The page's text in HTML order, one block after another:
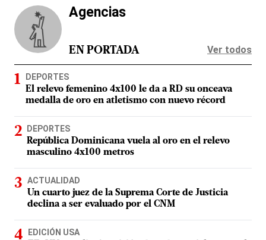
Agencias
EN PORTADA Ver todos
DEPORTES
El relevo femenino 4x100 le da a RD su onceava
medalla de oro en atletismo con nuevo récord
DEPORTES
República Dominicana vuela al oro en el relevo
masculino 4x100 metros
ACTUALIDAD
Un cuarto juez de la Suprema Corte de Justicia
declina a ser evaluado por el CNM
EDICIÓN USA